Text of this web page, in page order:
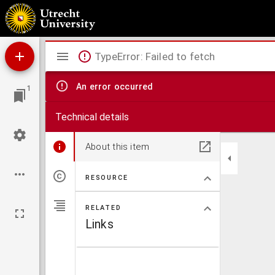
Huishoudelijk reglement voor de strafgevangenis, voorlopig tevens hulphuis van
1
Mirador
viewer
TypeError: Failed to fetch
An error occurred
Technical details
About this item
RESOURCE
RELATED
Links